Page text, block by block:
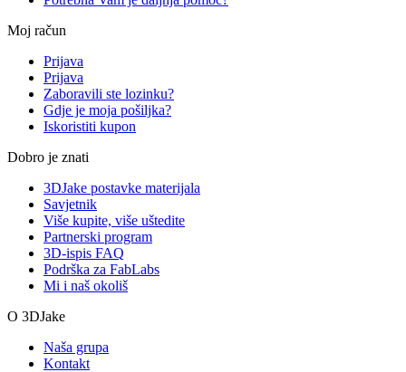
Moj račun
Prijava
Prijava
Zaboravili ste lozinku?
Gdje je moja pošiljka?
Iskoristiti kupon
Dobro je znati
3DJake postavke materijala
Savjetnik
Više kupite, više uštedite
Partnerski program
3D-ispis FAQ
Podrška za FabLabs
Mi i naš okoliš
O 3DJake
Naša grupa
Kontakt